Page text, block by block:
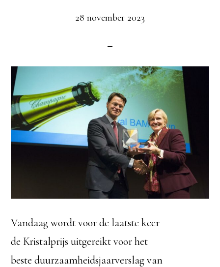
28 november 2023
Vandaag wordt voor de laatste keer
de Kristalprijs uitgereikt voor het
beste duurzaamheidsjaarverslag van